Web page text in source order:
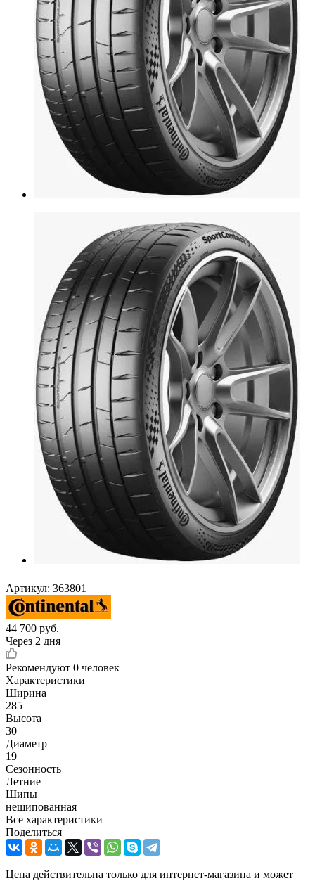
Артикул: 363801
44 700 руб.
Через 2 дня
Рекомендуют 0 человек
Характеристики
Ширина
285
Высота
30
Диаметр
19
Сезонность
Летние
Шипы
нешипованная
Все характеристики
Поделиться
Цена действительна только для интернет-магазина и может